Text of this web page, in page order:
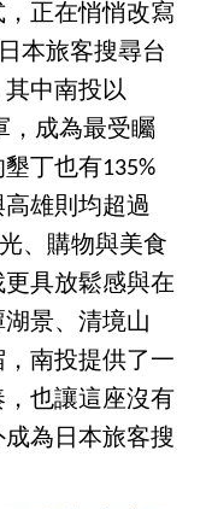
正在悄悄改寫
本旅客搜尋台
中南投以
，成為最受矚
丁也有135%
雄則均超過
、購物與美食
具放鬆感與在
景、清境山
南投提供了一
也讓這座沒有
為日本旅客搜